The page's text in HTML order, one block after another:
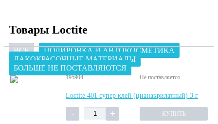
Товары Loctite
ВСЕ
ПОЛИРОВКА И АВТОКОСМЕТИКА
ЛАКОКРАСОЧНЫЕ МАТЕРИАЛЫ
БОЛЬШЕ НЕ ПОСТАВЛЯЮТСЯ
195904 Не поставляется
Loctite 401 супер клей (цианакрилатный) 3 г
КУПИТЬ